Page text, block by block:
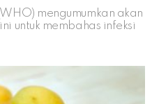
mengumumkan akan
untuk membahas infeksi